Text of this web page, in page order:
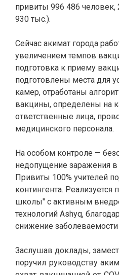
привиты 996 486
930 тыс.).
Сейчас акимат города
увеличением темпов
подготовка к приему
подготовлены места для
камер, отработаны
вакцины, определены на
ответственные лица,
медицинского персонала.
На особом контроле —
недопущение заражения в
Привиты 100% учителей
контингента.
школы" с активным
технологий Ashyq,
снижение
Заслушав доклады, з
поручил руководству